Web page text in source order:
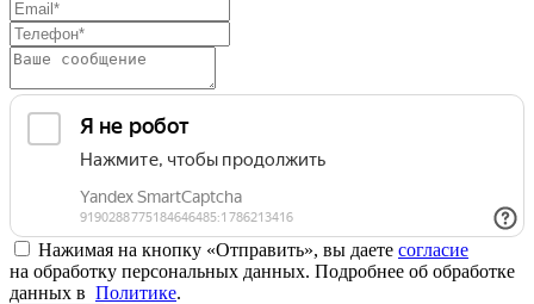
Нажимая на кнопку «Отправить», вы даете согласие
на обработку персональных данных. Подробнее об обработке
данных в Политике.